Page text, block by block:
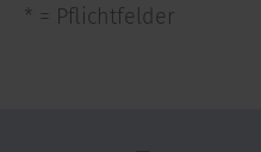
* = Pflichtfelder